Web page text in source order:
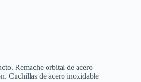
Remache orbital de acero
Cuchillas de acero inoxidable